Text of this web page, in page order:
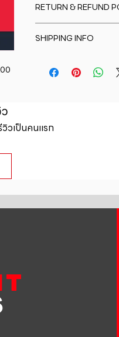
information about
material, care and
great space to write
RETURN & REFUND
to let your
straightforward
way to build trust
SHIPPING INFO
information about
วเป็นคนแรก